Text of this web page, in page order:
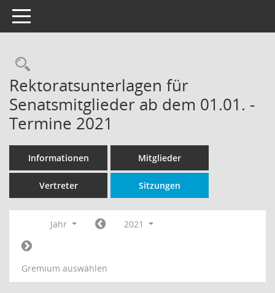
Toggle navigation
Rechercheauswahl
Rektoratsunterlagen für
Senatsmitglieder ab dem 01.01. -
Termine 2021
Informationen Mitglieder
Vertreter Sitzungen
Jahr 2021
Gremium auswählen